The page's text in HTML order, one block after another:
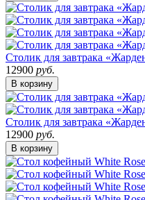
Столик для завтрака
12900 руб.
В корзину
Столик для завтрака
12900 руб.
В корзину